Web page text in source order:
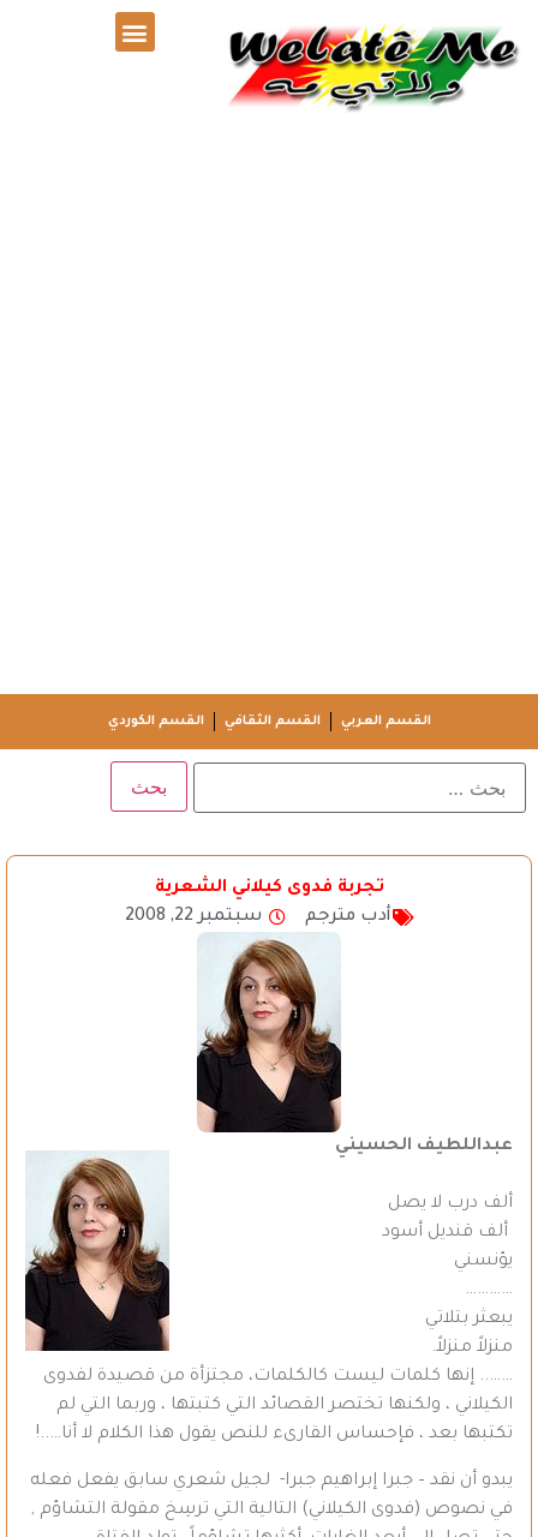
القسم العربي القسم الثقافي القسم الكوردي
تجربة فدوى كيلاني الشعرية
أدب مترجم
سبتمبر 22, 2008
عبداللطيف الحسيني
ألف درب لا يصل
ألف قنديل أسود
يؤنسني
…………
يبعثر بتلاتي
منزلاً منزلاً.
…….. إنها كلمات ليست كالكلمات، مجتزأة من قصيدة لفدوى
الكيلاني ، ولكنها تختصر القصائد التي كتبتها ، وربما التي لم
تكتبها بعد ، فإحساس القارىء للنص يقول هذا الكلام لا أنا…..!
يبدو أن نقد – جبرا إبراهيم جبرا- لجيل شعري سابق يفعل فعله
في نصوص (فدوى الكيلاني) التالية التي ترسِخ مقولة التشاؤم ,